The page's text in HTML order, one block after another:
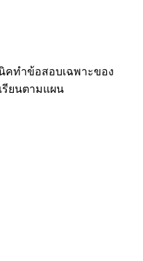
คทำข้อสอบเฉพาะของ
รียนตามแผน